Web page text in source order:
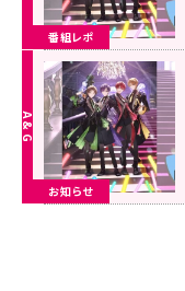
番組レポ
お知らせ